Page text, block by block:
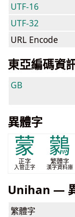
UTF-16
UTF-32
URL Encode
東亞編碼資
GB
異體字
蒙
正字
入管正字
鸏
繁體字
漢字資料庫
Unihan —
繁體字